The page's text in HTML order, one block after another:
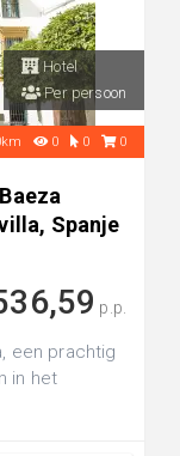
Hotel
Per persoon
0 0 0
Spanje
p.p.
een prachtig
in het